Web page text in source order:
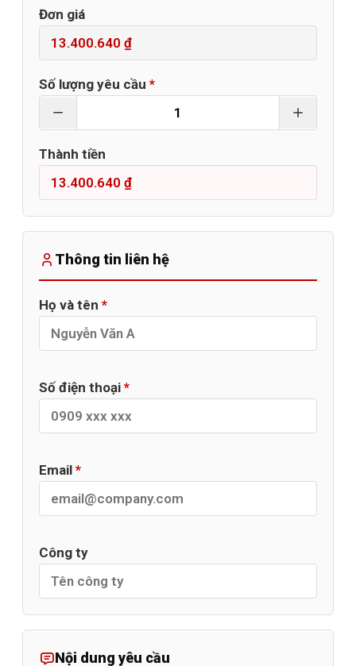
Đơn giá
Số lượng yêu cầu *
Thành tiền
Thông tin liên hệ
Họ và tên *
Số điện thoại *
Email *
Công ty
Nội dung yêu cầu